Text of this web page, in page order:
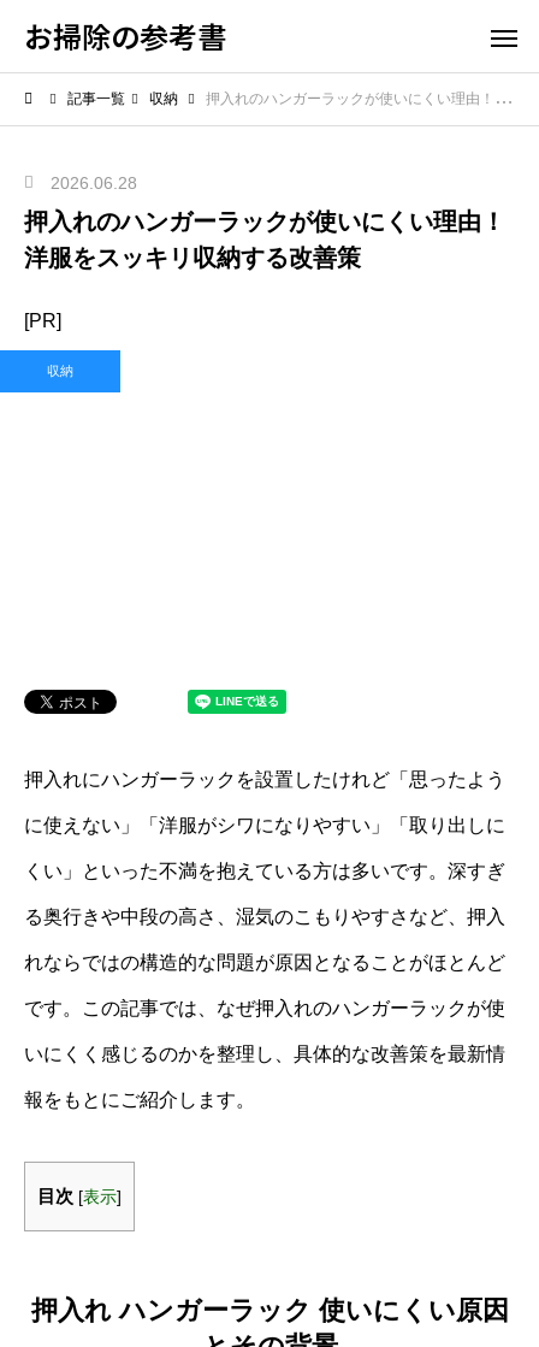
お掃除の参考書
記事一覧 収納 押入れのハンガーラックが使いにくい理由！洋服をスッキリ収納する改善策
2026.06.28
押入れのハンガーラックが使いにくい理由！
洋服をスッキリ収納する改善策
[PR]
収納
押入れにハンガーラックを設置したけれど「思ったよう
に使えない」「洋服がシワになりやすい」「取り出しに
くい」といった不満を抱えている方は多いです。深すぎ
る奥行きや中段の高さ、湿気のこもりやすさなど、押入
れならではの構造的な問題が原因となることがほとんど
です。この記事では、なぜ押入れのハンガーラックが使
いにくく感じるのかを整理し、具体的な改善策を最新情
報をもとにご紹介します。
目次 [表示]
押入れ ハンガーラック 使いにくい原因